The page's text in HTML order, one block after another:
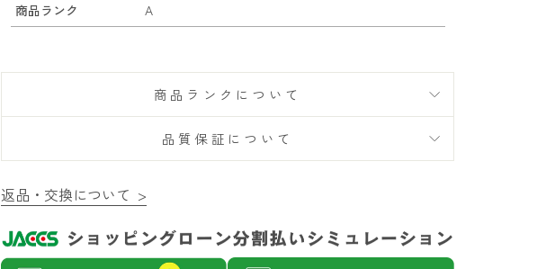
商品ランク
A
商品ランクについて
品質保証について
返品・交換について >